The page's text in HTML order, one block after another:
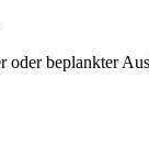
oder beplankter